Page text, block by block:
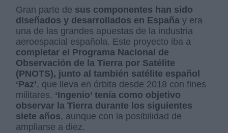
Gran parte de sus componentes han sido
diseñados y desarrollados en España y era
una de las grandes apuestas de la industria
aeroespacial española. Este proyecto iba a
completar el Programa Nacional de
Observación de la Tierra por Satélite
(PNOTS), junto al también satélite español
‘Paz’, que lleva en órbita desde 2018 con fines
militares. ‘Ingenio’ tenía como objetivo
observar la Tierra durante los siguientes
siete años, aunque con la posibilidad de
ampliarse a diez.